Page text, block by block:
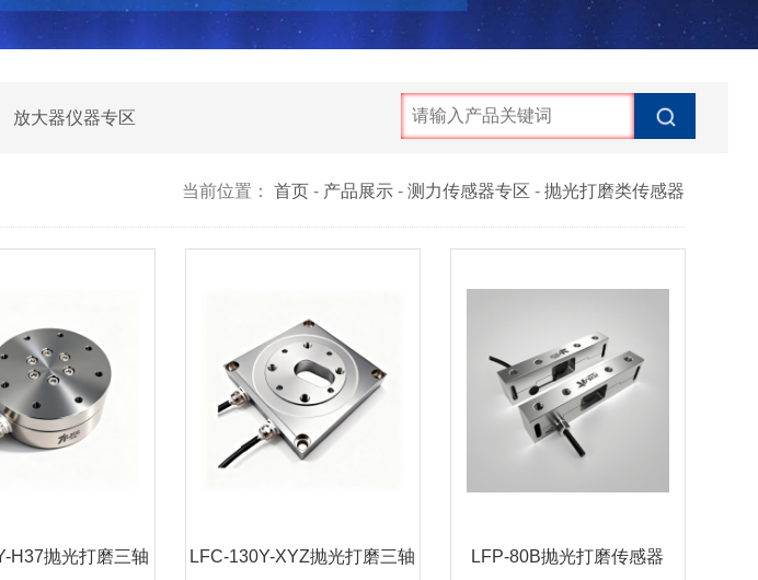
放大器仪器专区
当前位置： 首页- 产品展示- 测力传感器专区 - 抛光打磨类传感器
H37抛光打磨三轴 LFC-130Y-XYZ抛光打磨三轴 LFP-80B抛光打磨传感器